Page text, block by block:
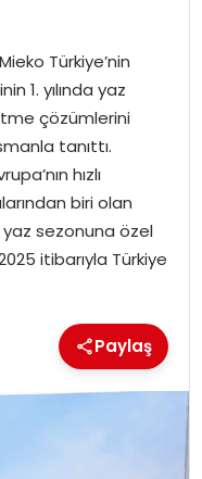
Türkiye’nin
1. yılında yaz
çözümlerini
tanıttı.
hızlı
biri olan
yaz sezonuna özel
itibarıyla Türkiye
Paylaş